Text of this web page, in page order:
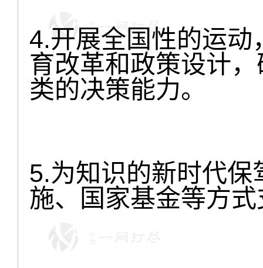
4.开展全国性的运
育改革和政策设计
类的决策能力。
5.为知识的新时代
施、国家基金等方